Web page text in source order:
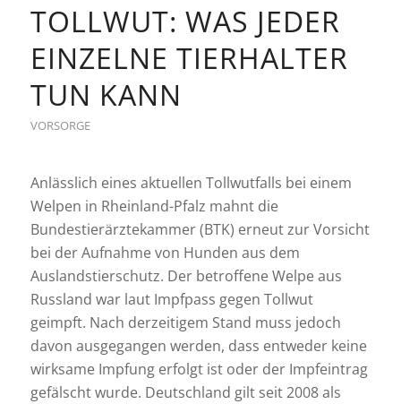
TOLLWUT: WAS JEDER
EINZELNE TIERHALTER
TUN KANN
VORSORGE
Anlässlich eines aktuellen Tollwutfalls bei einem
Welpen in Rheinland-Pfalz mahnt die
Bundestierärztekammer (BTK) erneut zur Vorsicht
bei der Aufnahme von Hunden aus dem
Auslandstierschutz. Der betroffene Welpe aus
Russland war laut Impfpass gegen Tollwut
geimpft. Nach derzeitigem Stand muss jedoch
davon ausgegangen werden, dass entweder keine
wirksame Impfung erfolgt ist oder der Impfeintrag
gefälscht wurde. Deutschland gilt seit 2008 als